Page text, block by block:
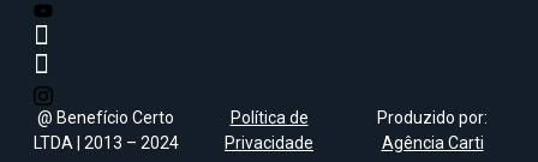
@ Benefício Certo
LTDA | 2013 – 2024
Política de
Privacidade
Produzido por:
Agência Carti